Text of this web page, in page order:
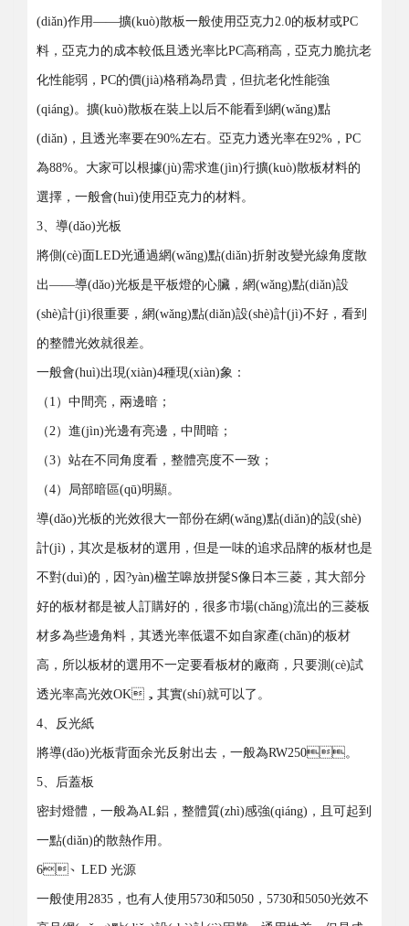
(diǎn)作用——擴(kuò)散板一般使用亞克力2.0的板材或PC
料，亞克力的成本較低且透光率比PC高稍高，亞克力脆抗老
化性能弱，PC的價(jià)格稍為昂貴，但抗老化性能強
(qiáng)。擴(kuò)散板在裝上以后不能看到網(wǎng)點
(diǎn)，且透光率要在90%左右。亞克力透光率在92%，PC
為88%。大家可以根據(jù)需求進(jìn)行擴(kuò)散板材料的
選擇，一般會(huì)使用亞克力的材料。
3、導(dǎo)光板
將側(cè)面LED光通過網(wǎng)點(diǎn)折射改變光線角度散
出——導(dǎo)光板是平板燈的心臟，網(wǎng)點(diǎn)設
(shè)計(jì)很重要，網(wǎng)點(diǎn)設(shè)計(jì)不好，看到
的整體光效就很差。
一般會(huì)出現(xiàn)4種現(xiàn)象：
（1）中間亮，兩邊暗；
（2）進(jìn)光邊有亮邊，中間暗；
（3）站在不同角度看，整體亮度不一致；
（4）局部暗區(qū)明顯。
導(dǎo)光板的光效很大一部份在網(wǎng)點(diǎn)的設(shè)
計(jì)，其次是板材的選用，但是一味的追求品牌的板材也是
不對(duì)的，因?yàn)楹芏嗥放拼髲S像日本三菱，其大部分
好的板材都是被人訂購好的，很多市場(chǎng)流出的三菱板
材多為些邊角料，其透光率低還不如自家產(chǎn)的板材
高，所以板材的選用不一定要看板材的廠商，只要測(cè)試
透光率高光效OK，其實(shí)就可以了。
4、反光紙
將導(dǎo)光板背面余光反射出去，一般為RW250。
5、后蓋板
密封燈體，一般為AL鋁，整體質(zhì)感強(qiáng)，且可起到
一點(diǎn)的散熱作用。
6、LED 光源
一般使用2835，也有人使用5730和5050，5730和5050光效不